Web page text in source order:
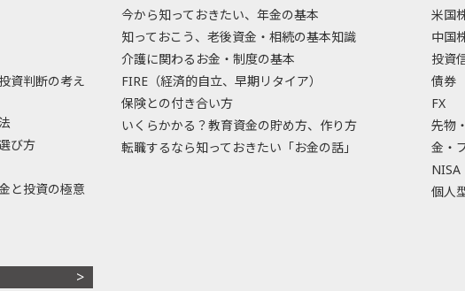
資判断の考え
び方
と投資の極意
今から知っておきたい、年金の基本
知っておこう、老後資金・相続の基本知識
介護に関わるお金・制度の基本
FIRE（経済的自立、早期リタイア）
保険との付き合い方
いくらかかる？教育資金の貯め方、作り方
転職するなら知っておきたい「お金の話」
米国
中国
投資
債券
FX
先物
金・
NISA
個人